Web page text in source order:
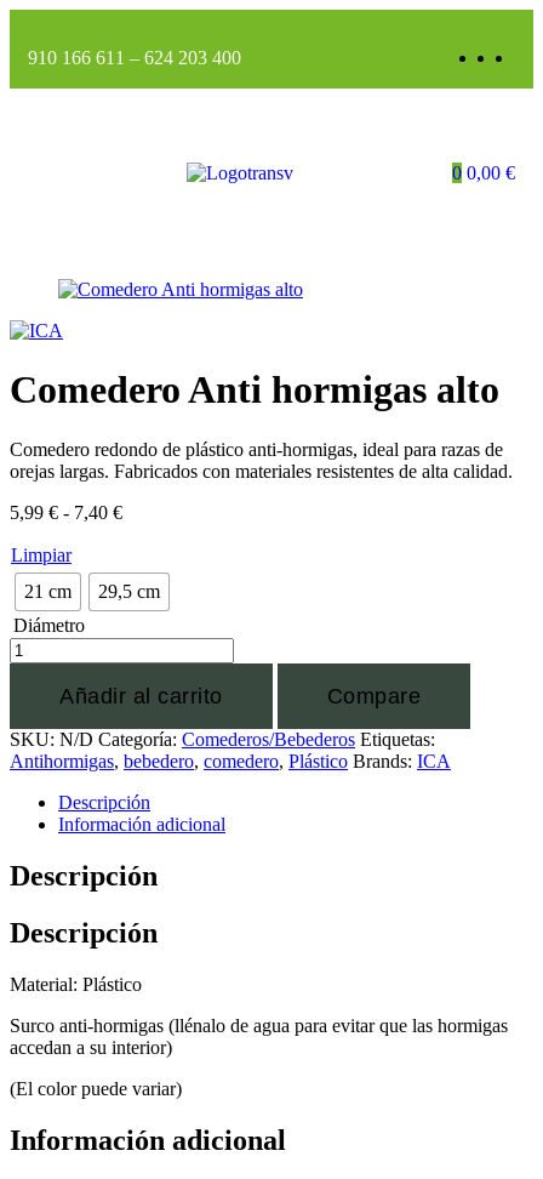
910 166 611 – 624 203 400
0 0,00 €
Comedero Anti hormigas alto
Comedero redondo de plástico anti-hormigas, ideal para razas de
orejas largas. Fabricados con materiales resistentes de alta calidad.
5,99 € - 7,40 €
Limpiar
21 cm
29,5 cm
Diámetro
Añadir al carrito Compare
SKU: N/D Categoría: Comederos/Bebederos Etiquetas:
Antihormigas, bebedero, comedero, Plástico Brands: ICA
Descripción
Información adicional
Descripción
Descripción
Material: Plástico
Surco anti-hormigas (llénalo de agua para evitar que las hormigas
accedan a su interior)
(El color puede variar)
Información adicional